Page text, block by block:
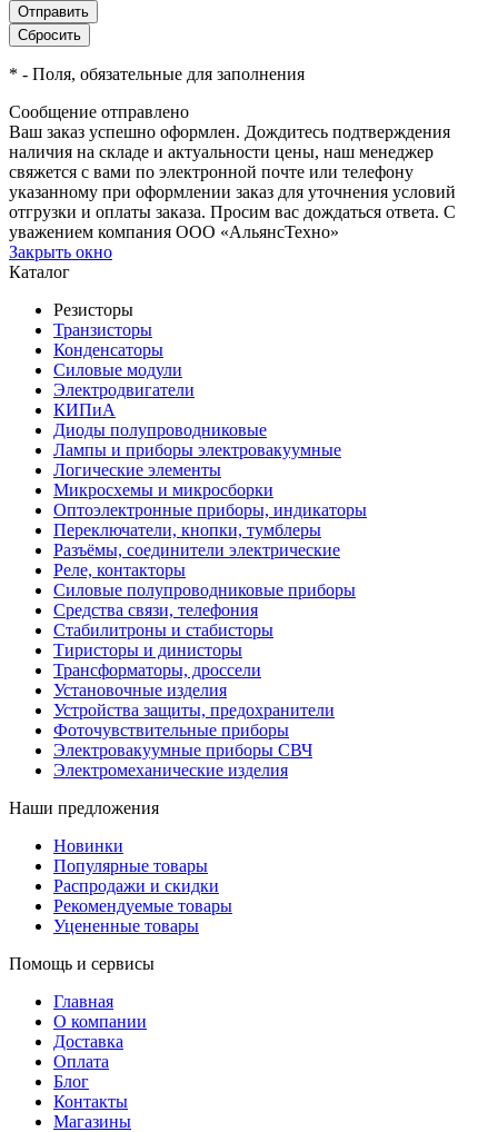
* - Поля, обязательные для заполнения
Сообщение отправлено
Ваш заказ успешно оформлен. Дождитесь подтверждения
наличия на складе и актуальности цены, наш менеджер
свяжется с вами по электронной почте или телефону
указанному при оформлении заказ для уточнения условий
отгрузки и оплаты заказа. Просим вас дождаться ответа. С
уважением компания ООО «АльянсТехно»
Закрыть окно
Каталог
Резисторы
Транзисторы
Конденсаторы
Силовые модули
Электродвигатели
КИПиА
Диоды полупроводниковые
Лампы и приборы электровакуумные
Логические элементы
Микросхемы и микросборки
Оптоэлектронные приборы, индикаторы
Переключатели, кнопки, тумблеры
Разъёмы, соединители электрические
Реле, контакторы
Силовые полупроводниковые приборы
Средства связи, телефония
Стабилитроны и стабисторы
Тиристоры и динисторы
Трансформаторы, дроссели
Установочные изделия
Устройства защиты, предохранители
Фоточувствительные приборы
Электровакуумные приборы СВЧ
Электромеханические изделия
Наши предложения
Новинки
Популярные товары
Распродажи и скидки
Рекомендуемые товары
Уцененные товары
Помощь и сервисы
Главная
О компании
Доставка
Оплата
Блог
Контакты
Магазины